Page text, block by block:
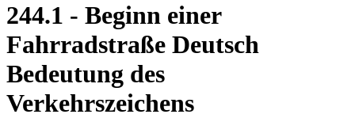
244.1 - Beginn einer
Fahrradstraße Deutsch
Bedeutung des
Verkehrszeichens